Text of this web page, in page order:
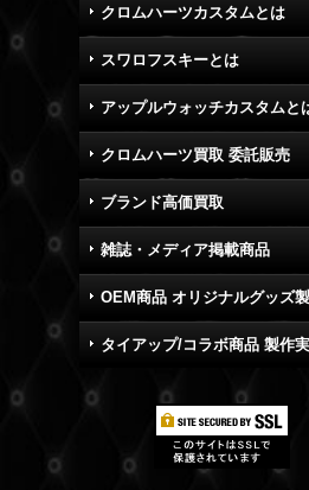
クロムハーツカスタムとは
スワロフスキーとは
アップルウォッチカスタムと
クロムハーツ買取 委託販売
ブランド高価買取
雑誌・メディア掲載商品
OEM商品 オリジナルグッズ
タイアップ/コラボ商品 製作